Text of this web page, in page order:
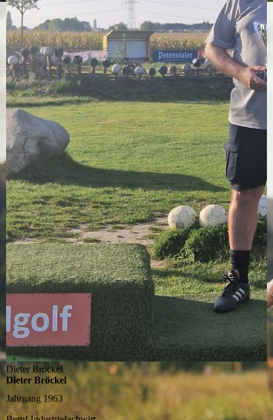
Dieter Bröckel
Dieter Bröckel
Jahrgang1963